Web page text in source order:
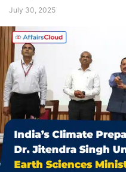
July 30, 2025